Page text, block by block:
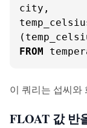
city,
FROM
이 쿼리는 섭씨와
FLOAT 값 반